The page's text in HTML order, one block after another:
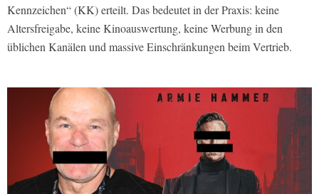
Kennzeichen“ (KK) erteilt. Das bedeutet in der Praxis: keine
Altersfreigabe, keine Kinoauswertung, keine Werbung in den
üblichen Kanälen und massive Einschränkungen beim Vertrieb.